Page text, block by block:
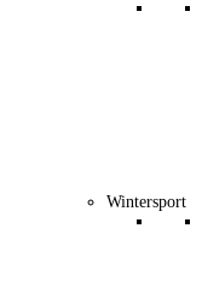
Wintersport